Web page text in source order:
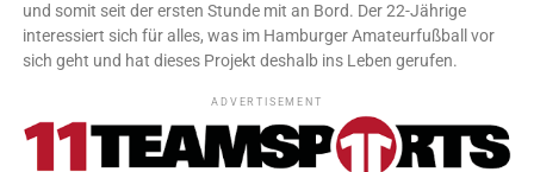
und somit seit der ersten Stunde mit an Bord. Der 22-Jährige
interessiert sich für alles, was im Hamburger Amateurfußball vor
sich geht und hat dieses Projekt deshalb ins Leben gerufen.
ADVERTISEMENT